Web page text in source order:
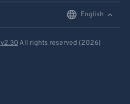
English
v2.30 All rights reserved (2026)